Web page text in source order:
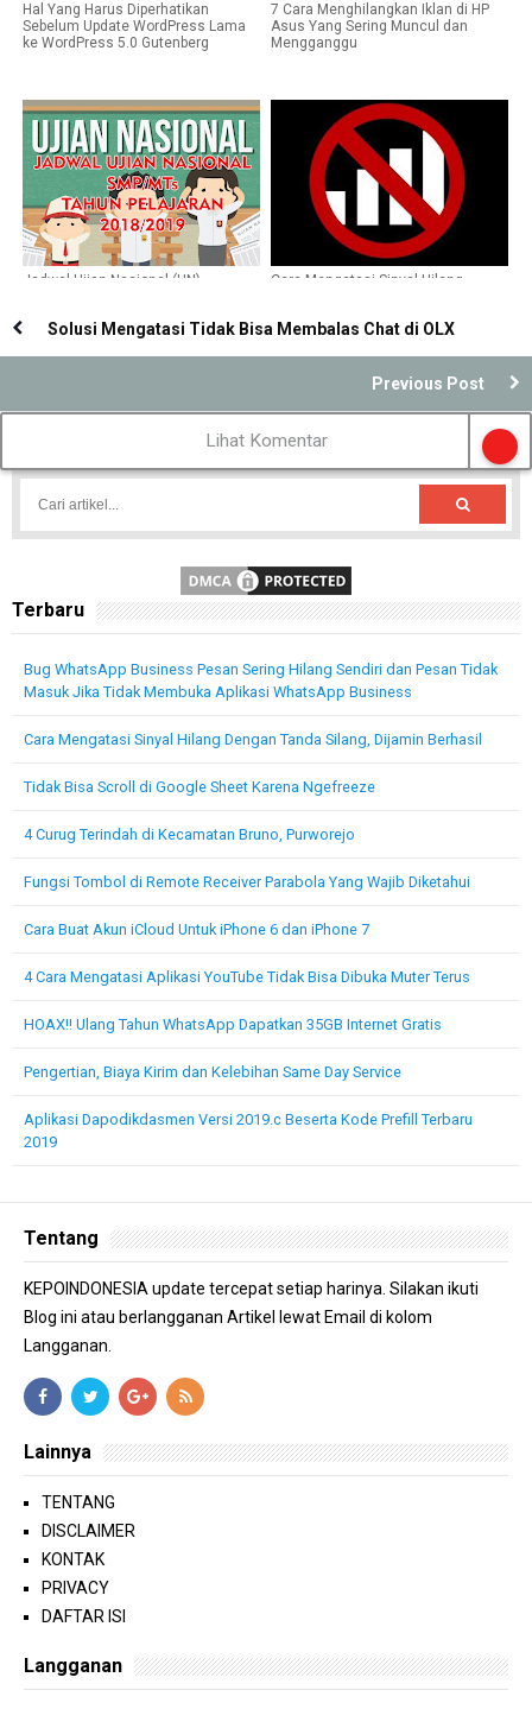
Hal Yang Harus Diperhatikan
Sebelum Update WordPress Lama
ke WordPress 5.0 Gutenberg
7 Cara Menghilangkan Iklan di HP
Asus Yang Sering Muncul dan
Mengganggu
Jadwal Ujian Nasional (UN)
Cara Mengatasi Sinyal Hilang
Solusi Mengatasi Tidak Bisa Membalas Chat di OLX
Previous Post
Lihat Komentar
Terbaru
Bug WhatsApp Business Pesan Sering Hilang Sendiri dan Pesan Tidak
Masuk Jika Tidak Membuka Aplikasi WhatsApp Business
Cara Mengatasi Sinyal Hilang Dengan Tanda Silang, Dijamin Berhasil
Tidak Bisa Scroll di Google Sheet Karena Ngefreeze
4 Curug Terindah di Kecamatan Bruno, Purworejo
Fungsi Tombol di Remote Receiver Parabola Yang Wajib Diketahui
Cara Buat Akun iCloud Untuk iPhone 6 dan iPhone 7
4 Cara Mengatasi Aplikasi YouTube Tidak Bisa Dibuka Muter Terus
HOAX!! Ulang Tahun WhatsApp Dapatkan 35GB Internet Gratis
Pengertian, Biaya Kirim dan Kelebihan Same Day Service
Aplikasi Dapodikdasmen Versi 2019.c Beserta Kode Prefill Terbaru
2019
Tentang
KEPOINDONESIA update tercepat setiap harinya. Silakan ikuti
Blog ini atau berlangganan Artikel lewat Email di kolom
Langganan.
Lainnya
TENTANG
DISCLAIMER
KONTAK
PRIVACY
DAFTAR ISI
Langganan